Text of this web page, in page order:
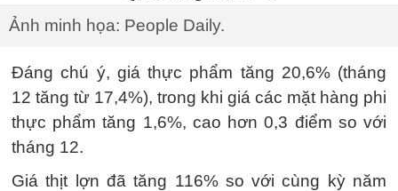
Ảnh minh họa: People Daily.
Đáng chú ý, giá thực phẩm tăng 20,6% (tháng
12 tăng từ 17,4%), trong khi giá các mặt hàng phi
thực phẩm tăng 1,6%, cao hơn 0,3 điểm so với
tháng 12.
Giá thịt lợn đã tăng 116% so với cùng kỳ năm